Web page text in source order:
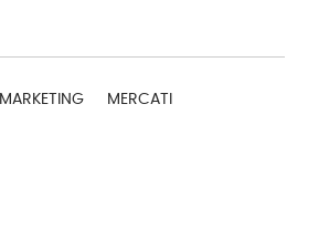
MARKETING MERCATI